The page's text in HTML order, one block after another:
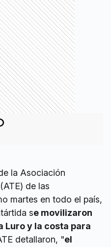
la Asociación
de las
martes en todo el país,
se movilizaron
Luro y la costa para
detallaron, "el